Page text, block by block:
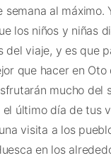
semana al máximo.
los niños y niñas
del viaje, y es que
que hacer en Oto
mucho del
el último día de tus
visita a los
en los